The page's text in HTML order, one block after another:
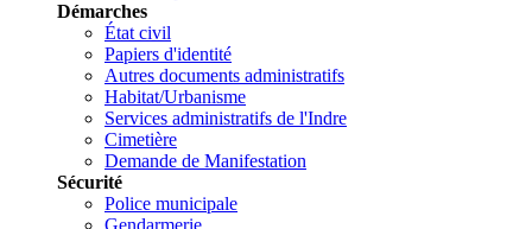
Démarches
État civil
Papiers d'identité
Autres documents administratifs
Habitat/Urbanisme
Services administratifs de l'Indre
Cimetière
Demande de Manifestation
Sécurité
Police municipale
Gendarmerie